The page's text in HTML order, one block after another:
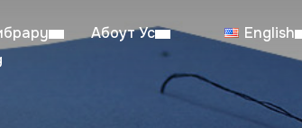
Абоут Ус
English